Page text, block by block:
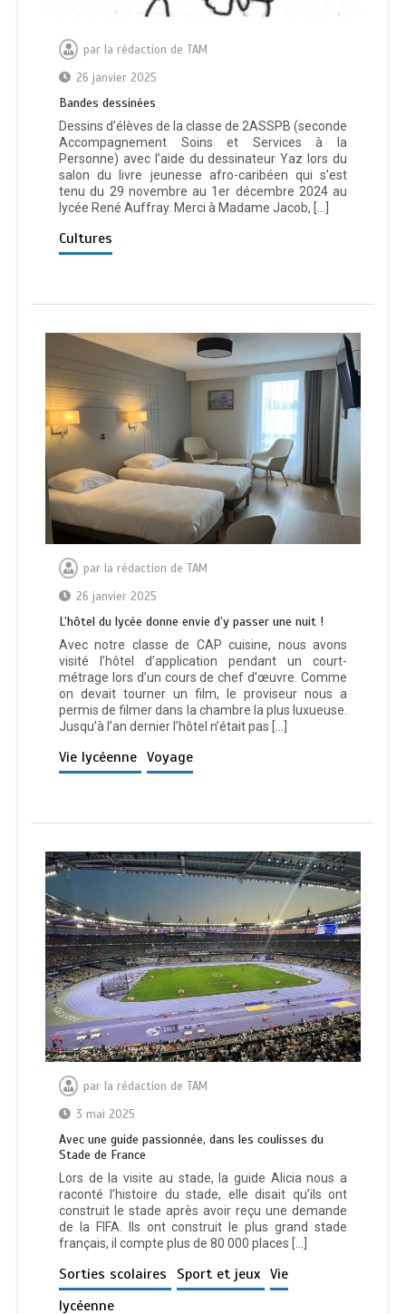
par la rédaction de TAM
26 janvier 2025
Bandes dessinées
Dessins d’élèves de la classe de 2ASSPB (seconde
Accompagnement Soins et Services à la
Personne) avec l’aide du dessinateur Yaz lors du
salon du livre jeunesse afro-caribéen qui s’est
tenu du 29 novembre au 1er décembre 2024 au
lycée René Auffray. Merci à Madame Jacob, […]
Cultures
par la rédaction de TAM
26 janvier 2025
L’hôtel du lycée donne envie d’y passer une nuit !
Avec notre classe de CAP cuisine, nous avons
visité l’hôtel d’application pendant un court-
métrage lors d’un cours de chef d’œuvre. Comme
on devait tourner un film, le proviseur nous a
permis de filmer dans la chambre la plus luxueuse.
Jusqu’à l’an dernier l’hôtel n’était pas […]
Vie lycéenne Voyage
par la rédaction de TAM
3 mai 2025
Avec une guide passionnée, dans les coulisses du
Stade de France
Lors de la visite au stade, la guide Alicia nous a
raconté l’histoire du stade, elle disait qu’ils ont
construit le stade après avoir reçu une demande
de la FIFA. Ils ont construit le plus grand stade
français, il compte plus de 80 000 places […]
Sorties scolaires Sport et jeux Vie
lycéenne